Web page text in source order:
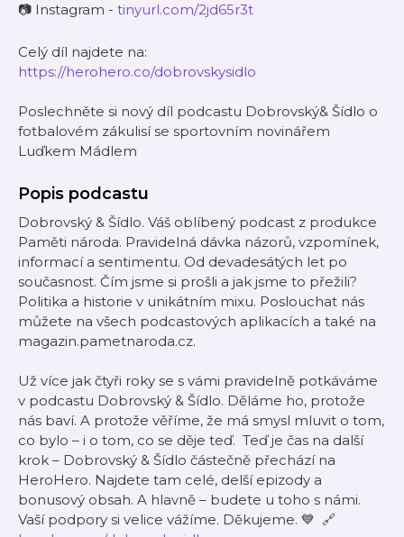
📷 Instagram - tinyurl.com/2jd65r3t
Celý díl najdete na:
https://herohero.co/dobrovskysidlo
Poslechněte si nový díl podcastu Dobrovský& Šídlo o
fotbalovém zákulisí se sportovním novinářem
Luďkem Mádlem
Popis podcastu
Dobrovský & Šídlo. Váš oblíbený podcast z produkce
Paměti národa. Pravidelná dávka názorů, vzpomínek,
informací a sentimentu. Od devadesátých let po
současnost. Čím jsme si prošli a jak jsme to přežili?
Politika a historie v unikátním mixu. Poslouchat nás
můžete na všech podcastových aplikacích a také na
magazin.pametnaroda.cz.
Už více jak čtyři roky se s vámi pravidelně potkáváme
v podcastu Dobrovský & Šídlo. Děláme ho, protože
nás baví. A protože věříme, že má smysl mluvit o tom,
co bylo – i o tom, co se děje teď. Teď je čas na další
krok – Dobrovský & Šídlo částečně přechází na
HeroHero. Najdete tam celé, delší epizody a
bonusový obsah. A hlavně – budete u toho s námi.
Vaší podpory si velice vážíme. Děkujeme. 💙 🔗